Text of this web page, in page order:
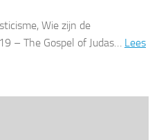
Wie zijn de
– The Gospel of Judas… Lees